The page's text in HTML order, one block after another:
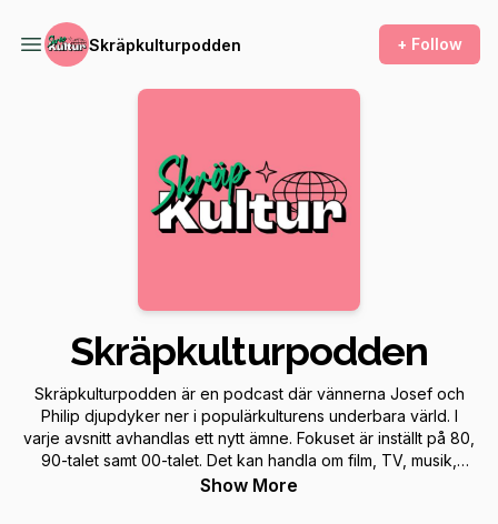
Skräpkulturpodden + Follow
Skräpkulturpodden
Skräpkulturpodden är en podcast där vännerna Josef och
Philip djupdyker ner i populärkulturens underbara värld. I
varje avsnitt avhandlas ett nytt ämne. Fokuset är inställt på 80,
90-talet samt 00-talet. Det kan handla om film, TV, musik,
spel, mat och andra populärkulturella händelser, fenomen
Show More